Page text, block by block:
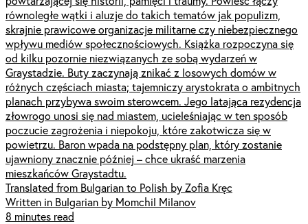
równoległe wątki i aluzje do takich tematów jak populizm,
skrajnie prawicowe organizacje militarne czy niebezpiecznego
wpływu mediów społecznościowych. Książka rozpoczyna się
od kilku pozornie niezwiązanych ze sobą wydarzeń w
Graystadzie. Buty zaczynają znikać z losowych domów w
różnych częściach miasta; tajemniczy arystokrata o ambitnych
planach przybywa swoim sterowcem. Jego latająca rezydencja
złowrogo unosi się nad miastem, ucieleśniając w ten sposób
poczucie zagrożenia i niepokoju, które zakotwicza się w
powietrzu. Baron wpada na podstępny plan, który zostanie
ujawniony znacznie później – chce ukraść marzenia
mieszkańców Graystadtu.
Translated from Bulgarian to Polish by Zofia Kręc
Written in Bulgarian by Momchil Milanov
8 minutes read